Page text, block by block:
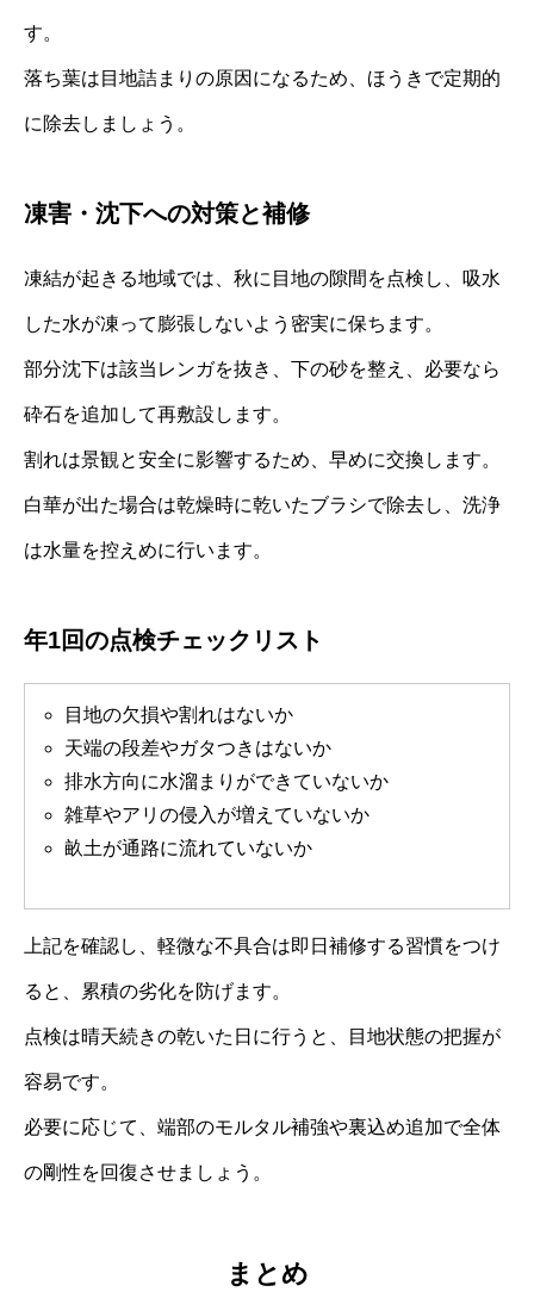
す。
落ち葉は目地詰まりの原因になるため、ほうきで定期的
に除去しましょう。
凍害・沈下への対策と補修
凍結が起きる地域では、秋に目地の隙間を点検し、吸水
した水が凍って膨張しないよう密実に保ちます。
部分沈下は該当レンガを抜き、下の砂を整え、必要なら
砕石を追加して再敷設します。
割れは景観と安全に影響するため、早めに交換します。
白華が出た場合は乾燥時に乾いたブラシで除去し、洗浄
は水量を控えめに行います。
年1回の点検チェックリスト
目地の欠損や割れはないか
天端の段差やガタつきはないか
排水方向に水溜まりができていないか
雑草やアリの侵入が増えていないか
畝土が通路に流れていないか
上記を確認し、軽微な不具合は即日補修する習慣をつけ
ると、累積の劣化を防げます。
点検は晴天続きの乾いた日に行うと、目地状態の把握が
容易です。
必要に応じて、端部のモルタル補強や裏込め追加で全体
の剛性を回復させましょう。
まとめ